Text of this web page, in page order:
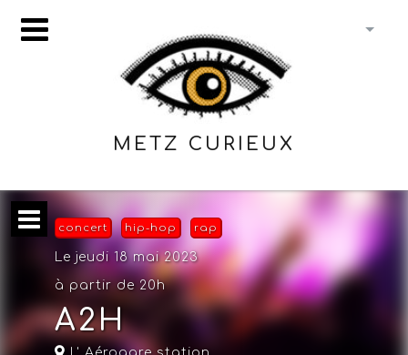
METZ CURIEUX
concert hip-hop rap
Le jeudi 18 mai 2023
à partir de 20h
A2H